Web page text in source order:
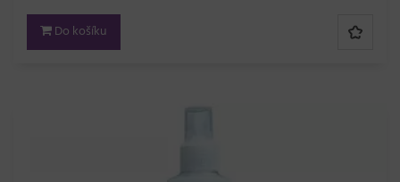
Do košíku